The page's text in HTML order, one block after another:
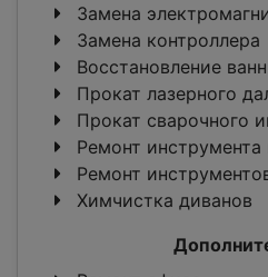
Замена
Замена контроллера
Восстановление ванн
Прокат лазерного
Прокат сварочного
Ремонт инструмента
Ремонт
Химчистка диванов